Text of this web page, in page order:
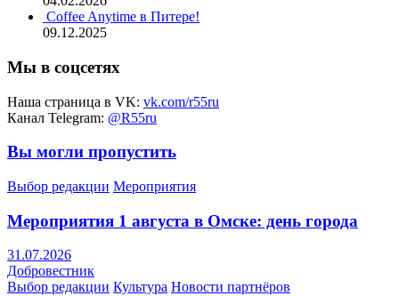
Coffee Anytime в Питере!
09.12.2025
Мы в соцсетях
Наша страница в VK: vk.com/r55ru
Канал Telegram: @R55ru
Вы могли пропустить
Выбор редакции Мероприятия
Мероприятия 1 августа в Омске: день города
31.07.2026
Добровестник
Выбор редакции Культура Новости партнёров